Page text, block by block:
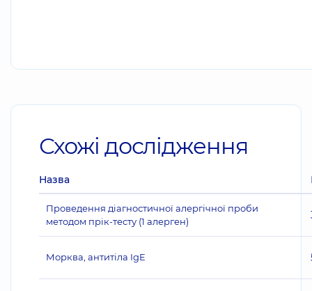
Схожі дослідження
Назва
Проведення діагностичної алергічної проби
методом прік-тесту (1 алерген)
Морква, антитіла IgE